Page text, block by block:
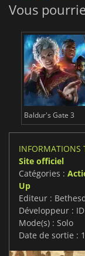
Vous
Baldur's Gate 3
INFORMATIONS
Site officiel
Catégories :
Up
Editeur :
Développeur :
Mode(s) : Solo
Date de sortie :